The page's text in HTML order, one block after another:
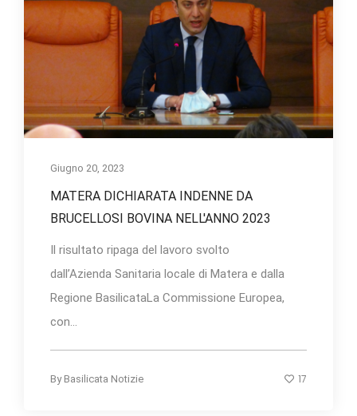
Giugno 20, 2023
MATERA DICHIARATA INDENNE DA
BRUCELLOSI BOVINA NELL'ANNO 2023
Il risultato ripaga del lavoro svolto
dall’Azienda Sanitaria locale di Matera e dalla
Regione BasilicataLa Commissione Europea,
con...
By Basilicata Notizie 17